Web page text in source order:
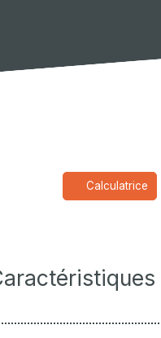
Calculatrice